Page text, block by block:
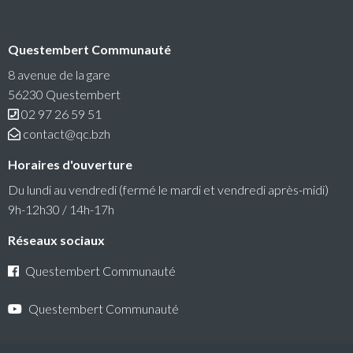
RéColTE : Appel à projets citoyen pour les
transitions et l’environnement
Questembert Communauté lance un 3e appel à projets
auquel peuvent candidater les associations du territoire.
Questembert Communauté
8 avenue de la gare
56230 Questembert
02 97 26 59 51
contact@qc.bzh
Horaires d'ouverture
Du lundi au vendredi (fermé le mardi et vendredi après-midi)
9h-12h30 / 14h-17h
Réseaux sociaux
Questembert Communauté
Questembert Communauté